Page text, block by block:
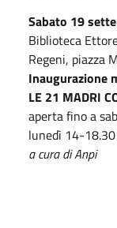
Sabato 19
Biblioteca
Regeni, piazza
Inaugurazione
LE 21 MADRI
aperta fino a
lunedì 14-
a cura di Anpi